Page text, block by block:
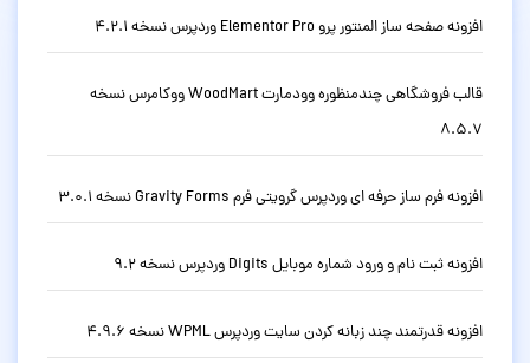
افزونه صفحه ساز المنتور پرو Elementor Pro وردپرس نسخه 4.2.1
قالب فروشگاهی چندمنظوره وودمارت WoodMart ووکامرس نسخه
8.5.7
افزونه فرم ساز حرفه ای وردپرس گرویتی فرم Gravity Forms نسخه 3.0.1
افزونه ثبت نام و ورود شماره موبایل Digits وردپرس نسخه 9.2
افزونه قدرتمند چند زبانه کردن سایت وردپرس WPML نسخه 4.9.6